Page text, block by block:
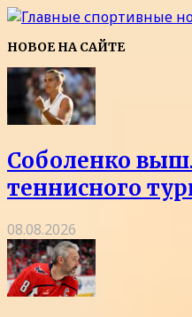
НОВОЕ НА САЙТЕ
Соболенко
теннисного
08.08.2026